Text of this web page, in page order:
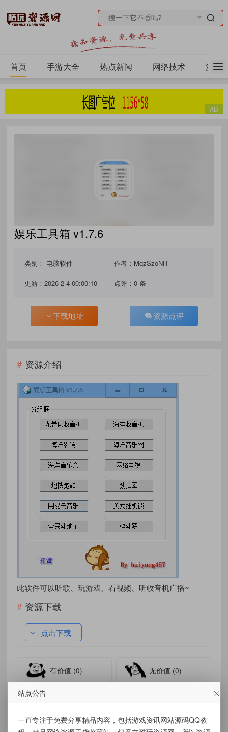
首页 手游大全 热点新闻 网络技术 源码
娱乐工具箱 v1.7.6
类别： 电脑软件 作者：MqzSzoNH
更新：2026-2-4 00:00:10 点评：0 条
下载地址 资源点评
资源介绍
此软件可以听歌、玩游戏、看视频、听收音机广播~
资源下载
点击下载
有价值 (0) 无价值 (0)
标签： 娱乐工具箱 v1.7.6
站点公告
一直专注于免费分享精品内容，包括游戏资讯网站源码QQ教